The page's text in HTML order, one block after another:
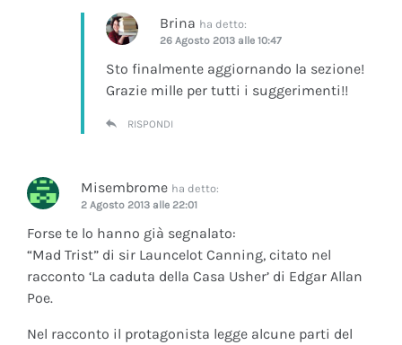
Brina ha detto:
26 Agosto 2013 alle 10:47
Sto finalmente aggiornando la sezione!
Grazie mille per tutti i suggerimenti!!
RISPONDI
Misembrome ha detto:
2 Agosto 2013 alle 22:01
Forse te lo hanno già segnalato:
“Mad Trist” di sir Launcelot Canning, citato nel
racconto ‘La caduta della Casa Usher’ di Edgar Allan
Poe.
Nel racconto il protagonista legge alcune parti del